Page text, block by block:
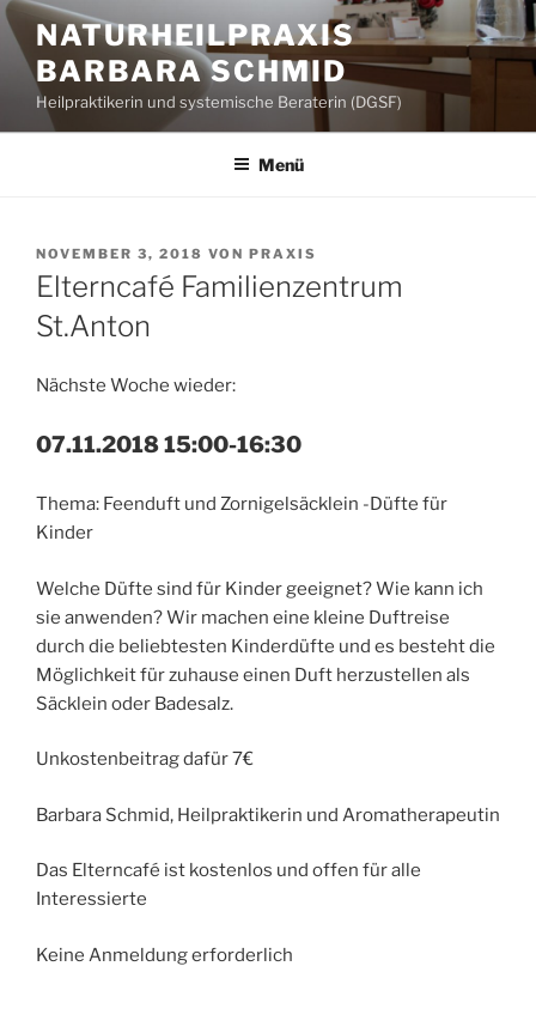
Zum
Inhalt
springen
NATURHEILPRAXIS
BARBARA SCHMID
Heilpraktikerin und systemische Beraterin (DGSF)
Menü
VERÖFFENTLICHT
AM
NOVEMBER 3, 2018 VON PRAXIS
Elterncafé Familienzentrum
St.Anton
Nächste Woche wieder:
07.11.2018 15:00-16:30
Thema: Feenduft und Zornigelsäcklein -Düfte für
Kinder
Welche Düfte sind für Kinder geeignet? Wie kann ich
sie anwenden? Wir machen eine kleine Duftreise
durch die beliebtesten Kinderdüfte und es besteht die
Möglichkeit für zuhause einen Duft herzustellen als
Säcklein oder Badesalz.
Unkostenbeitrag dafür 7€
Barbara Schmid, Heilpraktikerin und Aromatherapeutin
Das Elterncafé ist kostenlos und offen für alle
Interessierte
Keine Anmeldung erforderlich